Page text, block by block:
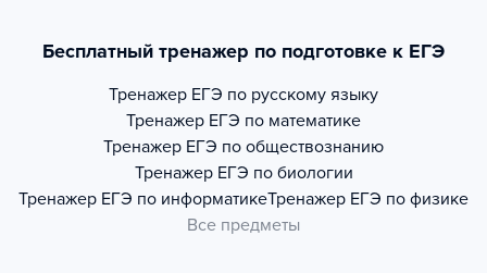
Бесплатный тренажер по подготовке к ЕГЭ
Тренажер ЕГЭ по русскому языку
Тренажер ЕГЭ по математике
Тренажер ЕГЭ по обществознанию
Тренажер ЕГЭ по биологии
Тренажер ЕГЭ по информатикеТренажер ЕГЭ по физике
Все предметы